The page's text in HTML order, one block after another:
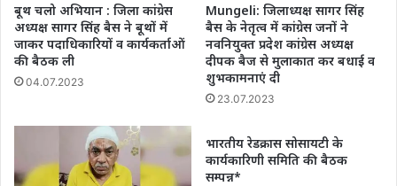
बूथ चलो अभियान : जिला कांग्रेस
अध्यक्ष सागर सिंह बैस ने बूथों में
जाकर पदाधिकारियों व कार्यकर्ताओं
की बैठक ली
04.07.2023
Mungeli: जिलाध्यक्ष सागर सिंह
बैस के नेतृत्व में कांग्रेस जनों ने
नवनियुक्त प्रदेश कांग्रेस अध्यक्ष
दीपक बैज से मुलाकात कर बधाई व
शुभकामनाएं दी
23.07.2023
भारतीय रेडक्रास सोसायटी के
कार्यकारिणी समिति की बैठक
सम्पन्न*